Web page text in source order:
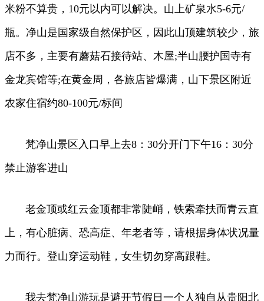
米粉不算贵，10元以内可以解决。山上矿泉水5-6元/
瓶。净山是国家级自然保护区，因此山顶建筑较少，旅
店不多，主要有蘑菇石接待站、木屋;半山腰护国寺有
金龙宾馆等;在黄金周，各旅店皆爆满，山下景区附近
农家住宿约80-100元/标间
梵净山景区入口早上去8：30分开门下午16：30分
禁止游客进山
老金顶或红云金顶都非常陡峭，铁索牵扶而青云直
上，有心脏病、恐高症、年老者等，请根据身体状况量
力而行。登山穿运动鞋，女生切勿穿高跟鞋。
我去梵净山游玩是避开节假日一个人独自从贵阳北